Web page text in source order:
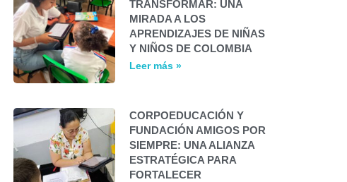
TRANSFORMAR: UNA
MIRADA A LOS
APRENDIZAJES DE NIÑAS
Y NIÑOS DE COLOMBIA
Leer más »
CORPOEDUCACIÓN Y
FUNDACIÓN AMIGOS POR
SIEMPRE: UNA ALIANZA
ESTRATÉGICA PARA
FORTALECER